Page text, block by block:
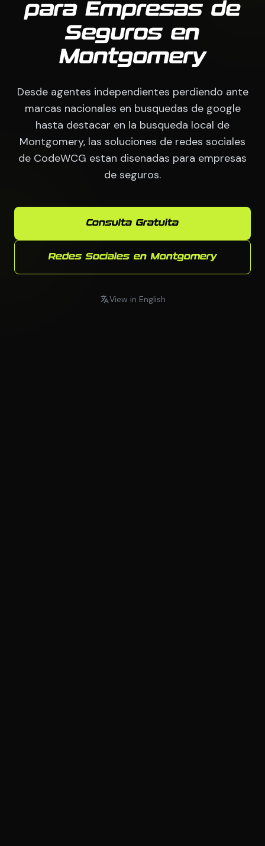
para Empresas de
Seguros en
Montgomery
Desde agentes independientes perdiendo ante
marcas nacionales en busquedas de google
hasta destacar en la busqueda local de
Montgomery, las soluciones de redes sociales
de CodeWCG estan disenadas para empresas
de seguros.
Consulta Gratuita
Redes Sociales en Montgomery
View in English